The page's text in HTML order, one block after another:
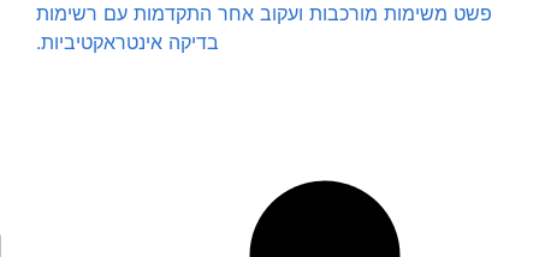
פשט משימות מורכבות ועקוב אחר התקדמות עם רשימות
בדיקה אינטראקטיביות.